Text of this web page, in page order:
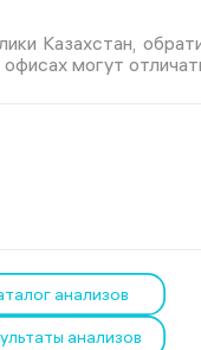
Казахстан,
могут
анализов
анализов